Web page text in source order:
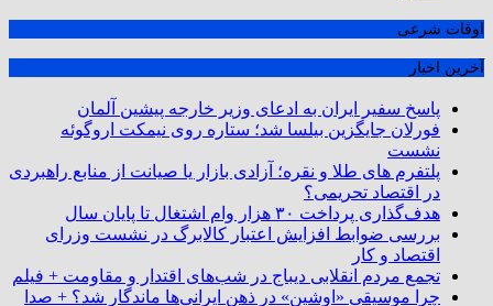
اوقات شرعی
آخرین اخبار
پاسخ سفیر ایران به ادعای وزیر خارجه پیشین آلمان
فورلان جایگزین بیلسا شد؛ ستاره روی نیمکت اروگوئه
نشست
پلتفرم ‌های طلا و نقره؛ آزادی بازار یا صیانت از منابع راهبردی
در اقتصاد تحریمی؟
هدف‌گذاری پرداخت ۳۰ هزار وام اشتغال تا پایان سال
بررسی ضوابط افزایش اعتبار کالابرگ در نشست وزرای
اقتصاد و کار
تجمع مردم انقلابی دیباج در شب‌های اقتدار و مقاومت + فیلم
چرا موسیقی «اوشین» در ذهن ایرانی‌ها ماندگار شد؟ + صدا